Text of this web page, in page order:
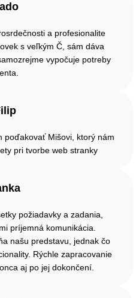
a profesionalite
s veľkým Č, sám dáva
vypočuje potreby
poďakovať Mišovi, ktorý nám
pri tvorbe web stranky
požiadavky a zadania,
príjemná komunikácia.
našu predstavu, jednak čo
Rýchle zapracovanie
aj po jej dokončení.